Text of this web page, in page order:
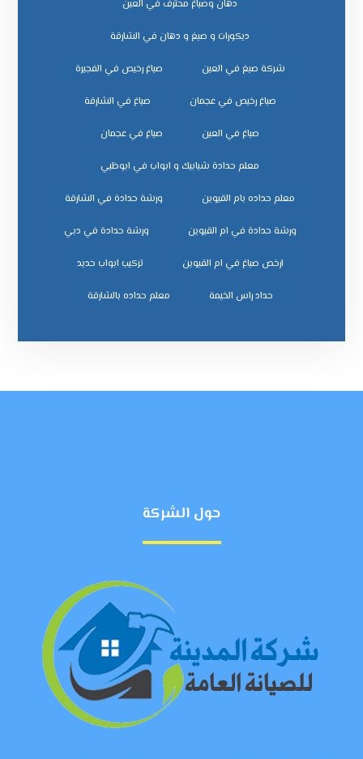
دهان وصباغ محترف في العين
ديكورات و صبغ و دهان في الشارقة
شركة صبغ في العين صباغ رخيص في الفجيرة
صباغ رخيص في عجمان صباغ في الشارقة
صباغ في العين صباغ في عجمان
معلم حدادة شبابيك و ابواب في ابوظبي
معلم حداده بام القيوين ورشة حدادة في الشارقة
ورشة حدادة في ام القيوين ورشة حدادة في دبي
ﺗﺮﻛﻴﺐ اﺑﻮاب ﺣﺪﻳﺪ
ﺣﺪاد راس اﻟﺨﻴﻤﺔ ﻣﻌﻠﻢ ﺣﺪاده ﺑﺎﻟﺸﺎرﻗﺔ
حول الشركة